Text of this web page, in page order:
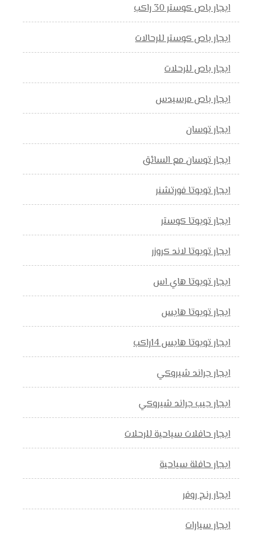
ايجار باص كوستر 30 راكب
ايجار باص كوستر للرحالات
ايجار باص للرحلات
ايجار باص مرسيدس
ايجار توسان
ايجار توسان مع السائق
ايجار تويوتا فورتشنر
ايجار تويوتا كوستر
ايجار تويوتا لاند كروزر
ايجار تويوتا هاي اس
ايجار تويوتا هايس
ايجار تويوتا هايس 14راكب
ايجار جراند شيروكي
ايجار جيب جراند شيروكي
ايجار حافلات سياحية للرحلات
ايجار حافلة سياحية
ايجار رنج روفر
ايجار سيارات